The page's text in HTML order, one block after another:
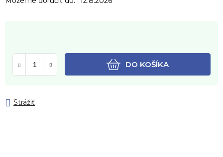
DO KOŠÍKA
Strážiť